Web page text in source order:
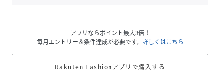
アプリならポイント最大3倍！
毎月エントリー＆条件達成が必要です。 詳しくはこちら
Rakuten Fashionアプリで購入する